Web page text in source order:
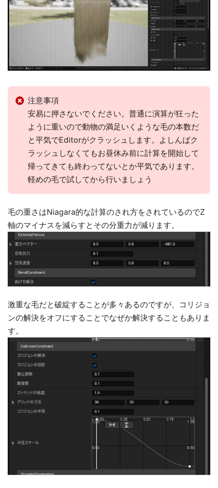
注意事項
安易に押さないでください。普通に演算が狂った
ように重いので動物の満足いくような毛の本数だ
と平気でEditorがクラッシュします。よしんばク
ラッシュしなくてもお昼休み前に計算を開始して
帰ってきても終わってないとか平気であります。
軽めの毛で試してから行いましょう
毛の重さはNiagara的な計算のされ方をされているのでZ
軸のマイナスを減らすとその分重力が減ります。
激重な毛だと破綻することが多々あるのですが、コリジョ
ンの解決をオフにすることでなぜか解決することもありま
す。